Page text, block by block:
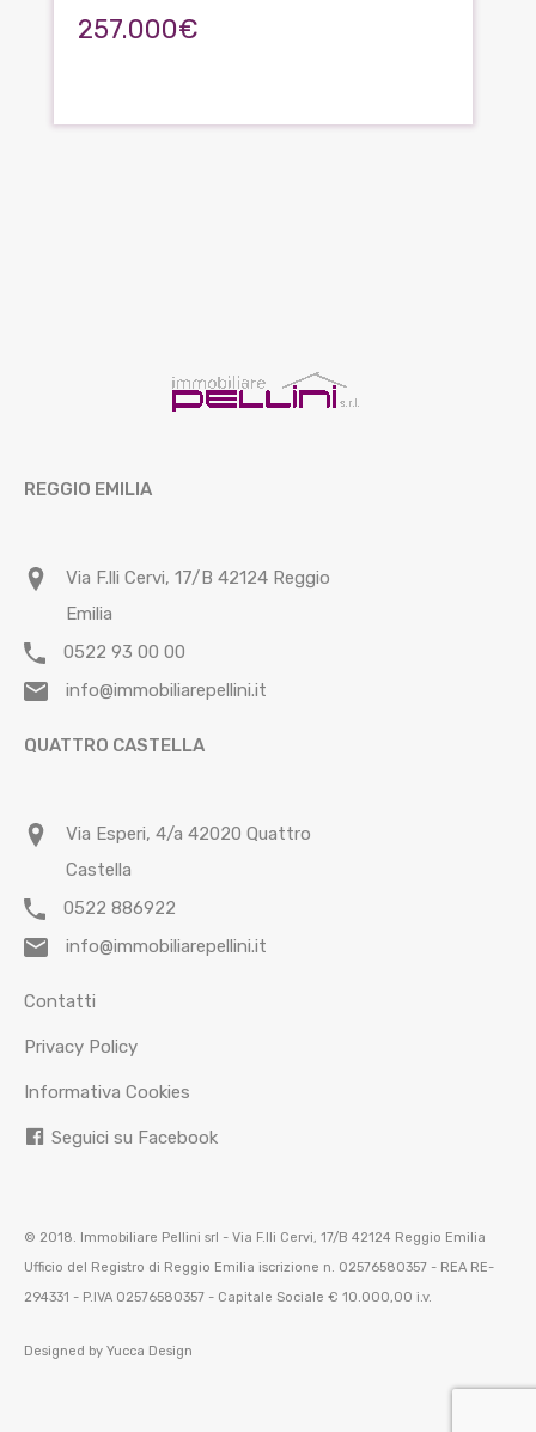
257.000€
REGGIO EMILIA
Via F.lli Cervi, 17/B 42124 Reggio
Emilia
0522 93 00 00
info@immobiliarepellini.it
QUATTRO CASTELLA
Via Esperi, 4/a 42020 Quattro
Castella
0522 886922
info@immobiliarepellini.it
Contatti
Privacy Policy
Informativa Cookies
Seguici su Facebook
© 2018. Immobiliare Pellini srl - Via F.lli Cervi, 17/B 42124 Reggio Emilia
Ufficio del Registro di Reggio Emilia iscrizione n. 02576580357 - REA RE-
294331 - P.IVA 02576580357 - Capitale Sociale € 10.000,00 i.v.
Designed by Yucca Design